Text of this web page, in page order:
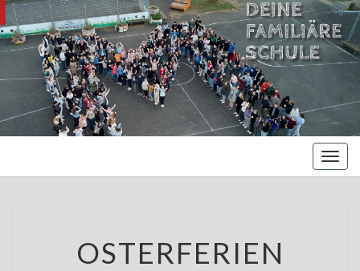
Oberschule –
Offene
Ganztagsschule
OSTERFERIEN